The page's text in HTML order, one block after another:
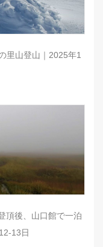
里山登山｜2025年1
頂後、山口館で一泊
13日